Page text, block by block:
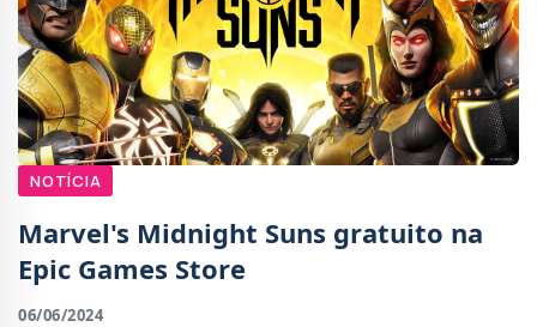
NOTÍCIA
Marvel's Midnight Suns gratuito na
Epic Games Store
06/06/2024